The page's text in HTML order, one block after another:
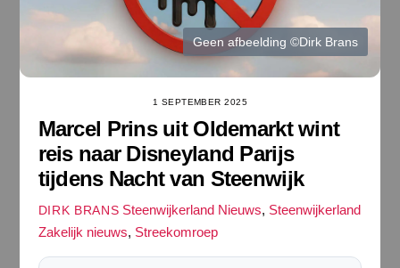
Geen afbeelding ©Dirk Brans
1 SEPTEMBER 2025
Marcel Prins uit Oldemarkt wint
reis naar Disneyland Parijs
tijdens Nacht van Steenwijk
DIRK BRANS Steenwijkerland Nieuws, Steenwijkerland
Zakelijk nieuws, Streekomroep